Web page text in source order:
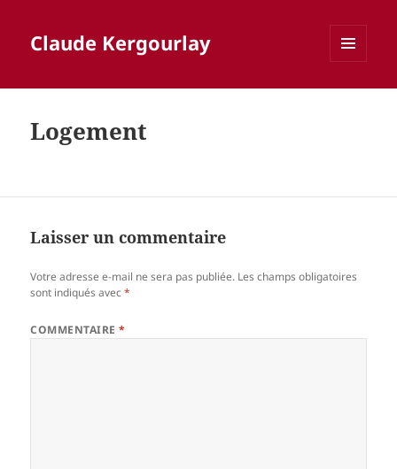
Claude Kergourlay
Logement
Laisser un commentaire
Votre adresse e-mail ne sera pas publiée. Les champs obligatoires
sont indiqués avec*
COMMENTAIRE*